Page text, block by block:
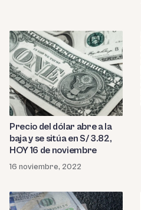
Precio del dólar abre a la
baja y se sitúa en S/ 3.82,
HOY 16 de noviembre
16 noviembre, 2022